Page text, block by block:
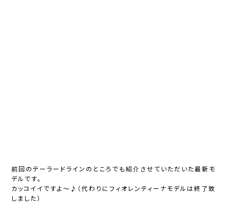
前回のテーラードラインのところでも紹介させていただいた最新モ
デルです。
カッコイイですよ～♪（代わりにフィオレンティーナモデルは終了致
しました）